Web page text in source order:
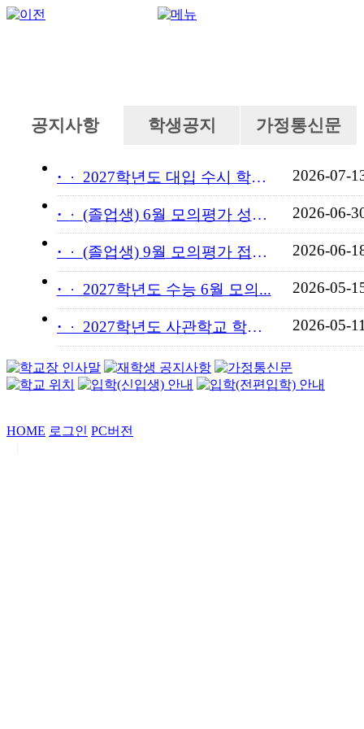
공지사항 학생공지 가정통신문
· 2027학년도 대입 수시 학교... 2026-07-
· (졸업생) 6월 모의평가 성적... 2026-06-
· (졸업생) 9월 모의평가 접수... 2026-06-
· 2027학년도 수능 6월 모의... 2026-05-
· 2027학년도 사관학교 학교장... 2026-05-
HOME 로그인 PC버전